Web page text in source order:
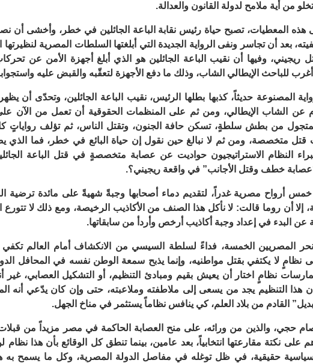
من أية ملامح لدولة القانون والعدالة.
هذه المعطيات، تصبح حياة رئيس نقابة الباعة الجائلين في خطر، وأخشى أن
بعد أن تجاسر ونفى الرواية الجديدة التي أبلغتها السلطات المصرية لنظيرتها
ريجيني، وفيها أن نقيب الباعة الجائلين هو الذي أبلغ أجهزة الأمن عن
للباحث الإيطالي الشاب، وذلك ما دفع الأجهزة لتعقّبه والقبض عليه
المصنوعة حديثاً، كذبها بطلها الرئيس، نقيب الباعة الجائلين، وتحدّى أن
عن الشاب الإيطالي، ومن ثم على المنظمات الحقوقية أن تعمل من الآن
المتجول من بطش سلطةٍ، تسكن حافة الجنون، وتقتل الناس، ثم تؤلف رواياتٍ
قتل متخصصة، ومن ثم لا نبالغ حين نقول إن حياة البائع في خطر، فما الذي
النظام الاستراتيجيون حواديت عن عصابة متخصصةٍ في قتل الباعة
خطف وقتل الأجانب” في واقعة ريجيني؟.
أرواح مصرية غدراً، لتقديم دماء أصحابها وجبةً شهيةً على مائدة ترضية
إلا أن روما قالت: لا نأكل هذا الصنف من الأكاذيب الرخيصة، ومع ذلك لا تتورع
عن البدء في إعداد وجبة أكاذيب أرخص وأردأ من سابقاتها.
المصريين الخمسة، فداءً لسلطة السيسي من الانكشاف أمام العالم تكفي
نظامٍ لا يكتفي بقتل مواطنيه، وإنما يذبح سمعة الوطن نفسه في المحافل
نظامٍ اختار أن يعيش بقيم ومبادئ التنظيم، أو التشكيل العصابي، غير
هذا التنظيم يجد من يسعى إلى ملاطفته وملاعبته، حتى وإن كان يدّعي أنه
القادم من بلاد العلم، كي ينافس نظاماً يستثمر في مناخ الجهل.
حجي، والذين من ورائه، على منح العصابة الحاكمة في مصر مزيداً من قبلات
على نكتة مقارعتها انتخابياً، بعد عامين، بينما تنطق كل الوقائع بأن هذا
سياسية حقيقية، في ظل توغله في مفاصل الدولة المصرية، وكل ما يسمح به